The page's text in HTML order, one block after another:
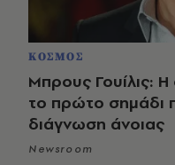
ΚΟΣΜΟΣ
Μπρους Γουίλις:
το πρώτο σημάδι
διάγνωση άνοιας
Newsroom